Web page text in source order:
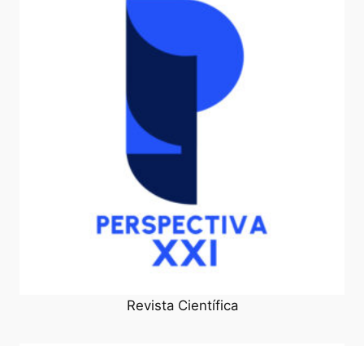
Revista Científica